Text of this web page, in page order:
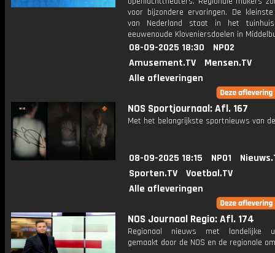
voor bijzondere ervaringen. De
van Nederland staat in het
eeuwenoude Kloveniersdoelen in
08-09-2025 18:30
NPO2
Amusement.TV
Mensen.TV
Alle afleveringen
NOS Sportjournaal: Afl. 167
Met het belangrijkste sportnieuws van
08-09-2025 18:15 NPO1
Sporten.TV
Voetbal.TV
Alle afleveringen
NOS Journaal Regio: Afl. 174
Regionaal nieuws met landelijke
gemaakt door de NOS en de regionale